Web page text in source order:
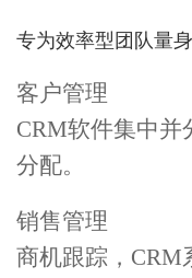
专为效率型团队量
客户管理
CRM软件集中
分配。
销售管理
商机跟踪，CRM